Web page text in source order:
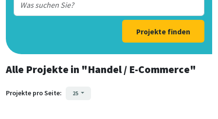
Projekte finden
Alle Projekte in "Handel / E-Commerce"
Projekte pro Seite: 25